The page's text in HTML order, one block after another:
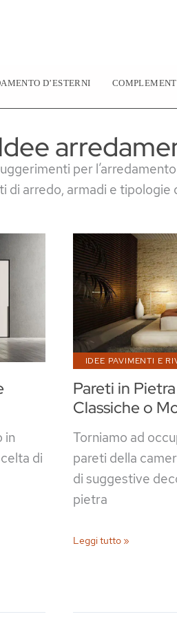
D’ESTERNI
Idee
per
di arredo, armadi e
in
di
Pareti in
Classiche o
IDEE PAVIMENTI E
Torniamo ad
pareti della
di suggestive
pietra
Pareti
Leggi tutto »